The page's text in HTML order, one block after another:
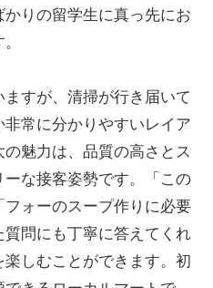
りの留学生に真っ先にお
すが、清掃が行き届いて
常に分かりやすいレイア
魅力は、品質の高さとス
な接客姿勢です。「この
ォーのスープ作りに必要
問にも丁寧に答えてくれ
しむことができます。初